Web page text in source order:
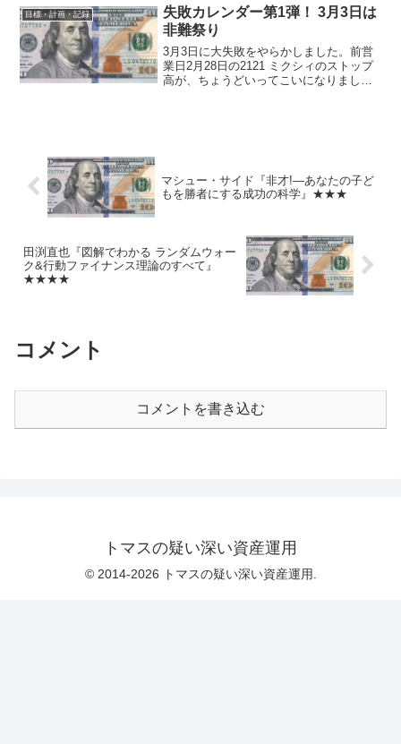
験することを優先して、不人気...
目標・計画・記録
失敗カレンダー第1弾！ 3月3日は
非難祭り
3月3日に大失敗をやらかしました。前営
業日2月28日の2121 ミクシィのストップ
高が、ちょうどいってこいになりまし
マシュー・サイド『非才!―あなたの子ど
もを勝者にする成功の科学』★★★
田渕直也『図解でわかる ランダムウォー
ク&行動ファイナンス理論のすべて』
★★★★
コメント
コメントを書き込む
トマスの疑い深い資産運用
© 2014-2026 トマスの疑い深い資産運用.